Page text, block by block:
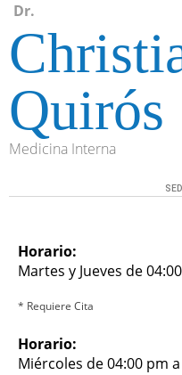
Dr.
Quirós
Medicina Interna
Horario:
Martes y Jueves de
* Requiere Cita
Horario:
Miércoles de 04:00 pm